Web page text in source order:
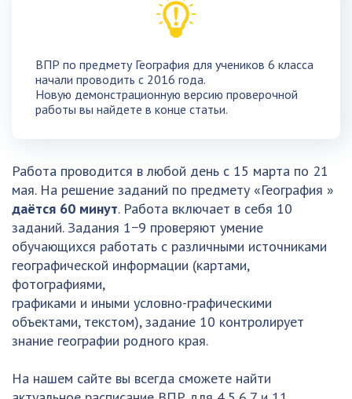
ВПР по предмету География для учеников 6 класса
начали проводить с 2016 года.
Новую демонстрационную версию проверочной
работы вы найдете в конце статьи.
Работа проводится в любой день с 15 марта по 21
мая. На решение заданий по предмету «География »
даётся 60 минут. Работа включает в себя 10
заданий. Задания 1−9 проверяют умение
обучающихся работать с различными источниками
географической информации (картами,
фотографиями,
графиками и иными условно-графическими
объектами, текстом), задание 10 контролирует
знание географии родного края.
На нашем сайте вы всегда сможете найти